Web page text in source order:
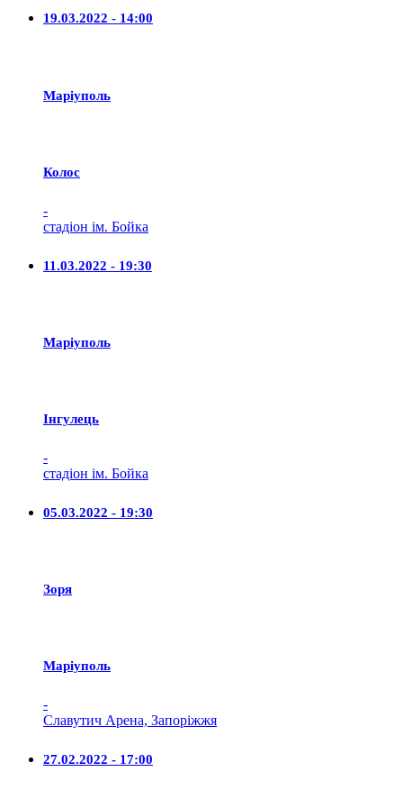
19.03.2022 - 14:00
Маріуполь
Колос
-
стадіон ім. Бойка
11.03.2022 - 19:30
Маріуполь
Iнгулець
-
стадіон ім. Бойка
05.03.2022 - 19:30
Зоря
Маріуполь
-
Славутич Арена, Запоріжжя
27.02.2022 - 17:00